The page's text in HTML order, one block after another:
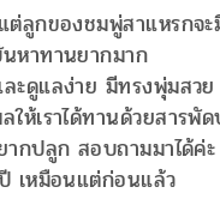
ต่ลูกของชมพู่สาแหรกจ
หาทานยากมาก
ะดูแลง่าย มีทรงพุ่มสวย
ให้เราได้ทานด้วยสารพั
ากปลูก สอบถามมาได้ค่
เหมือนแต่ก่อนแล้ว